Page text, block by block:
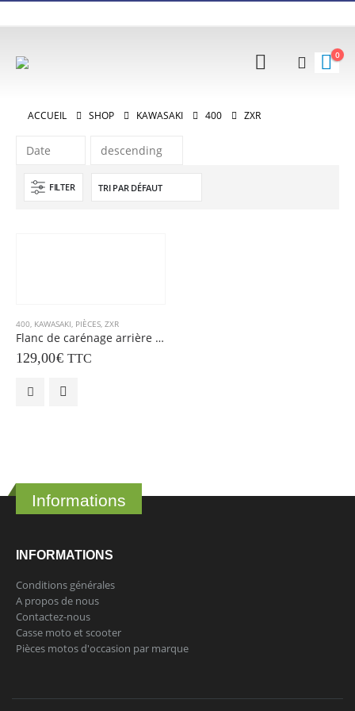
0
ACCUEIL SHOP KAWASAKI 400 ZXR
FILTER
400, KAWASAKI, PIÈCES, ZXR
Flanc de carénage arrière KAWASAKI 400 ZXR
129,00€ TTC
Informations
INFORMATIONS
Conditions générales
A propos de nous
Contactez-nous
Casse moto et scooter
Pièces motos d'occasion par marque